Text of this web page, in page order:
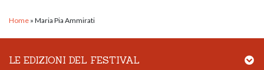
Home » Maria Pia Ammirati
LE EDIZIONI DEL FESTIVAL